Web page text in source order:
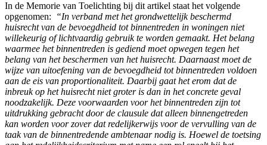
In de Memorie van Toelichting bij dit artikel staat het volgende
opgenomen:
“In verband met het grondwettelijk beschermd
huisrecht van de bevoegdheid tot binnentreden in woningen niet
willekeurig of lichtvaardig gebruik te worden gemaakt. Het belang
waarmee het binnentreden is gediend moet opwegen tegen het
belang van het beschermen van het huisrecht. Daarnaast moet de
wijze van uitoefening van de bevoegdheid tot binnentreden voldoen
aan de eis van proportionaliteit. Daarbij gaat het erom dat de
inbreuk op het huisrecht niet groter is dan in het concrete geval
noodzakelijk. Deze voorwaarden voor het binnentreden zijn tot
uitdrukking gebracht door de clausule dat alleen binnengetreden
kan worden voor zover dat redelijkerwijs voor de vervulling van de
taak van de binnentredende ambtenaar nodig is. Hoewel de toetsing